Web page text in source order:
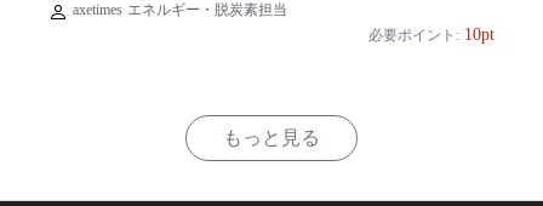
axetimes エネルギー・脱炭素担当
必要ポイント: 10pt
もっと見る